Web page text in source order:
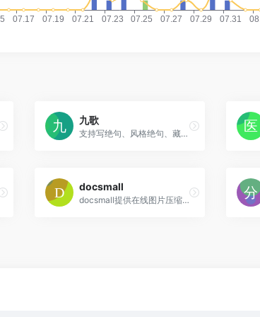
九歌
支持写绝句、风格绝句、藏头诗、集具诗、律诗、词、对对子等
docsmall
docsmall提供在线图片压缩、GIF压缩、在线PDF压缩、PDF合并、PDF分割功能。